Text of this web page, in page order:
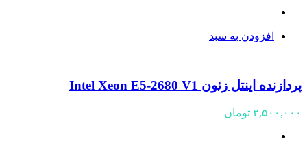
افزودن به سبد
پردازنده اینتل زئون Intel Xeon E5-2680 V1
۲,۵۰۰,۰۰۰ تومان